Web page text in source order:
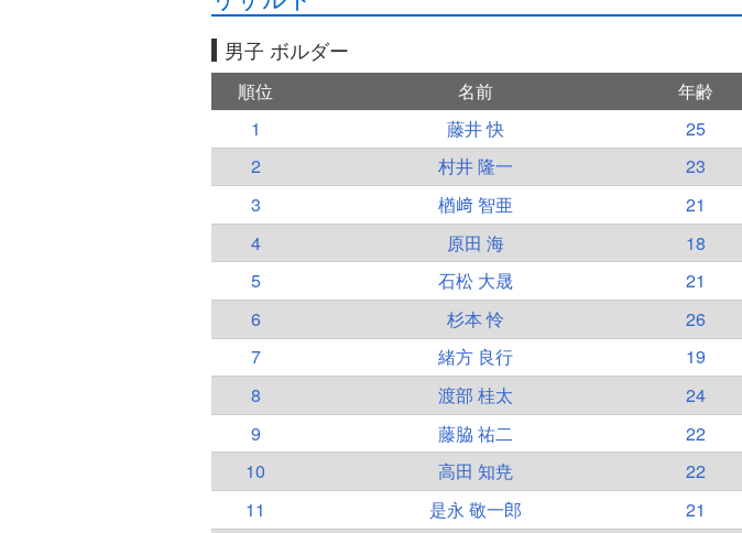
男子 ボルダー
順位 名前 年齢
1
藤井 快 25
2
村井 隆一 23
3
楢﨑 智亜 21
4
原田 海 18
5
石松 大晟 21
6
杉本 怜 26
7
緒方 良行 19
8
渡部 桂太 24
9
藤脇 祐二 22
10
高田 知尭 22
11
是永 敬一郎 21